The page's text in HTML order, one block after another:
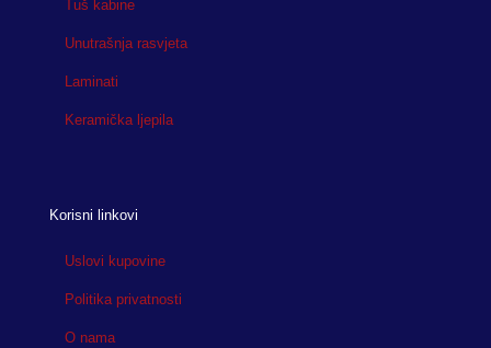
Tuš kabine
Unutrašnja rasvjeta
Laminati
Keramička ljepila
Korisni linkovi
Uslovi kupovine
Politika privatnosti
O nama